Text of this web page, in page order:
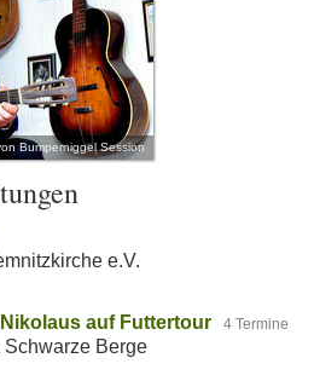
Bumperniggel Session
e.V.
4 Termine
Nikolaus auf Futtertour
Berge